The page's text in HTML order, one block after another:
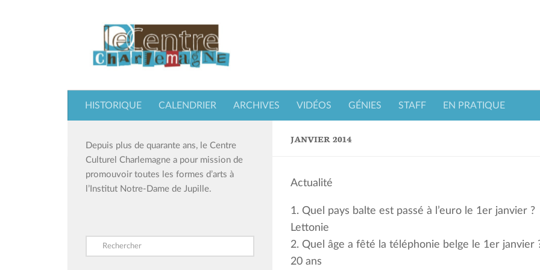
HISTORIQUE CALENDRIER ARCHIVES VIDÉOS GÉNIES STAFF EN PRATIQUE
JANVIER 2014
Actualité
1. Quel pays balte est passé à l’euro le 1er janvier ?
Lettonie
2. Quel âge a fêté la téléphonie belge le 1er janvier
20 ans
Depuis plus de quarante ans, le Centre
Culturel Charlemagne a pour mission de
promouvoir toutes les formes d’arts à
l’Institut Notre-Dame de Jupille.